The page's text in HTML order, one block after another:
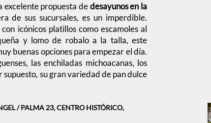
excelente propuesta dedesayunos en la
de sus sucursales, es un imperdible.
icónicos platillos como escamoles al
y lomo de robalo a la talla, este
buenas opciones para empezar el día.
las enchiladas michoacanas, los
supuesto, su gran variedad de pan dulce
/ PALMA 23, CENTRO HISTÓRICO,